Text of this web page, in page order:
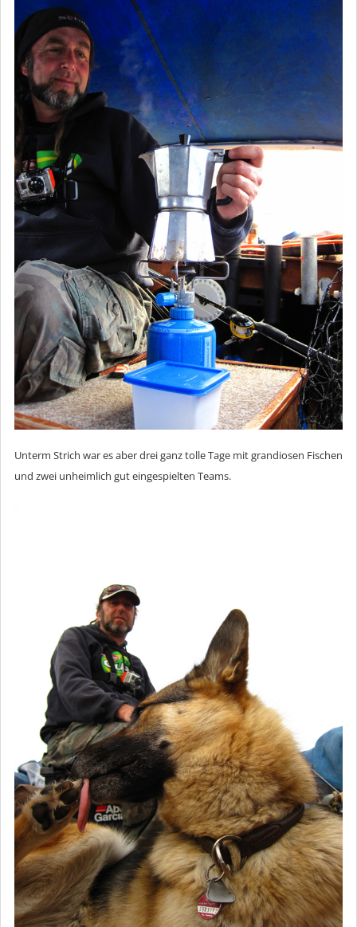
Unterm Strich war es aber drei ganz tolle Tage mit grandiosen Fischen
und zwei unheimlich gut eingespielten Teams.